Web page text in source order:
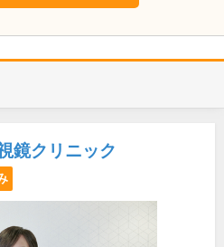
鏡クリニック